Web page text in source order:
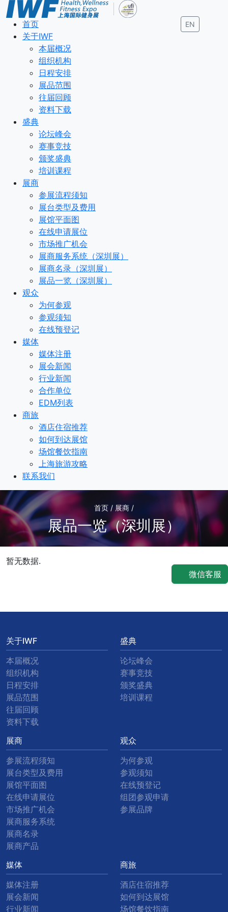
EN
首页
关于IWF
本届概况
组织机构
日程安排
展品范围
往届回顾
资料下载
盛典
论坛峰会
赛事竞技
颁奖盛典
培训课程
展商
参展流程须知
展台类型及费用
展馆平面图
在线申请展位
市场推广机会
展商服务系统（深圳展）
展商名录（深圳展）
展品一览（深圳展）
观众
为何参观
参观须知
在线预登记
媒体
媒体注册
展会新闻
行业新闻
合作单位
EDM列表
商旅
酒店住宿推荐
如何到达展馆
场馆餐饮指南
上海旅游攻略
联系我们
首页 / 展商 /
展品一览（深圳展）
暂无数据.
关于IWF
本届概况
组织机构
日程安排
展品范围
往届回顾
资料下载
盛典
论坛峰会
赛事竞技
颁奖盛典
培训课程
展商
参展流程须知
展台类型及费用
展馆平面图
在线申请展位
市场推广机会
展商服务系统
展商名录
展商产品
观众
为何参观
参观须知
在线预登记
组团参观申请
参展品牌
媒体
媒体注册
展会新闻
行业新闻
商旅
酒店住宿推荐
如何到达展馆
场馆餐饮指南
微信客服